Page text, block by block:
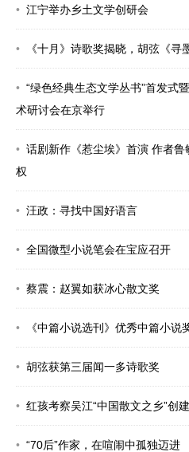
江宁举办乡土文学创研会
《十月》诗歌奖揭晓，胡弦《寻
“绿色经典生态文学丛书”首发式
术研讨会在京举行
话剧新作《惹尘埃》首演 作者鲁
权
汪政：寻找中国好语言
全国微型小说笔会在宝应召开
蔡震：赵翼如获冰心散文奖
《中篇小说选刊》优秀中篇小说
胡弦获第三届闻一多诗歌奖
红孩考察吴江“中国散文之乡”创
“70后”作家，在喧闹中孤独迈进